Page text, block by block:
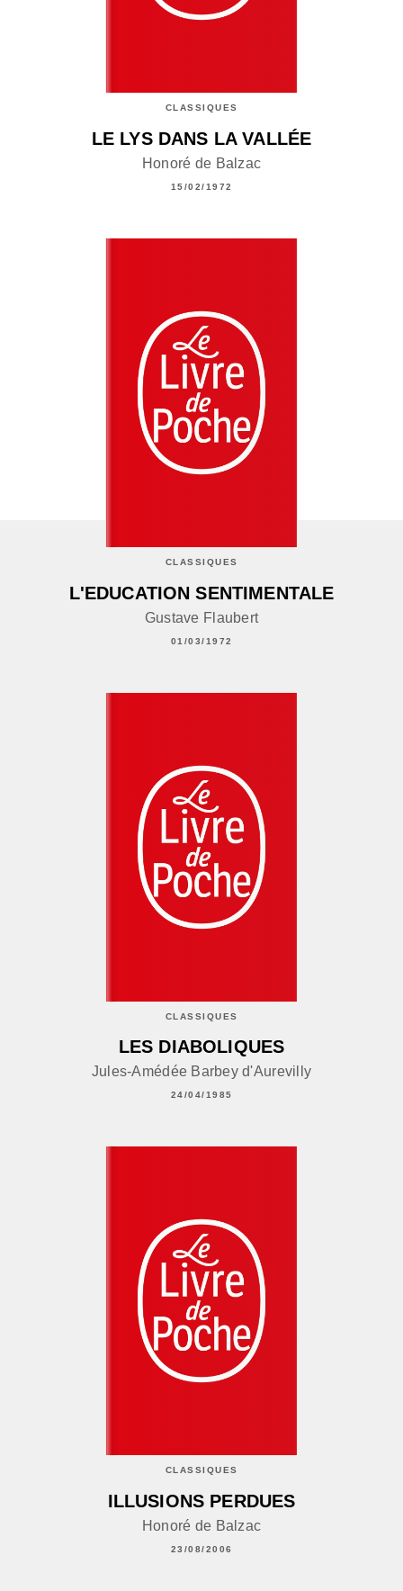
CLASSIQUES
LE LYS DANS LA VALLÉE
Honoré de Balzac
15/02/1972
CLASSIQUES
L'EDUCATION SENTIMENTALE
Gustave Flaubert
01/03/1972
CLASSIQUES
LES DIABOLIQUES
Jules-Amédée Barbey d'Aurevilly
24/04/1985
CLASSIQUES
ILLUSIONS PERDUES
Honoré de Balzac
23/08/2006